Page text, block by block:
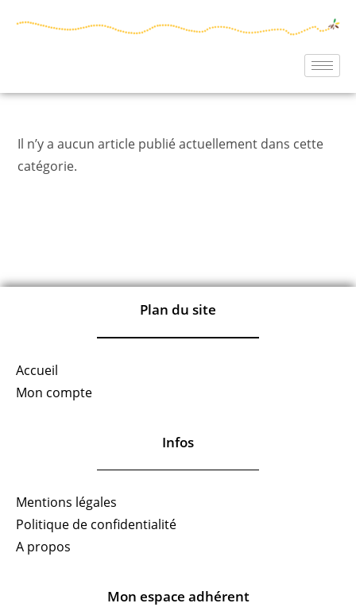
Il n’y a aucun article publié actuellement dans cette
catégorie.
Plan du site
Accueil
Mon compte
Infos
Mentions légales
Politique de confidentialité
A propos
Mon espace adhérent